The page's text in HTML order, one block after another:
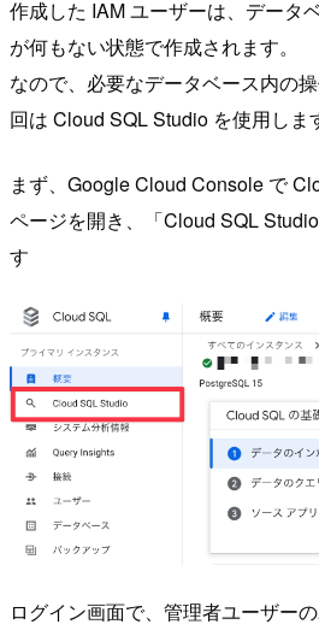
作成した IAM ユーザーは、データ
が何もない状態で作成されます。
なので、必要なデータベース内の
回は Cloud SQL Studio を使用しま
まず、Google Cloud Console で
ページを開き、「Cloud SQL
す
ログイン画面で、管理者ユーザー